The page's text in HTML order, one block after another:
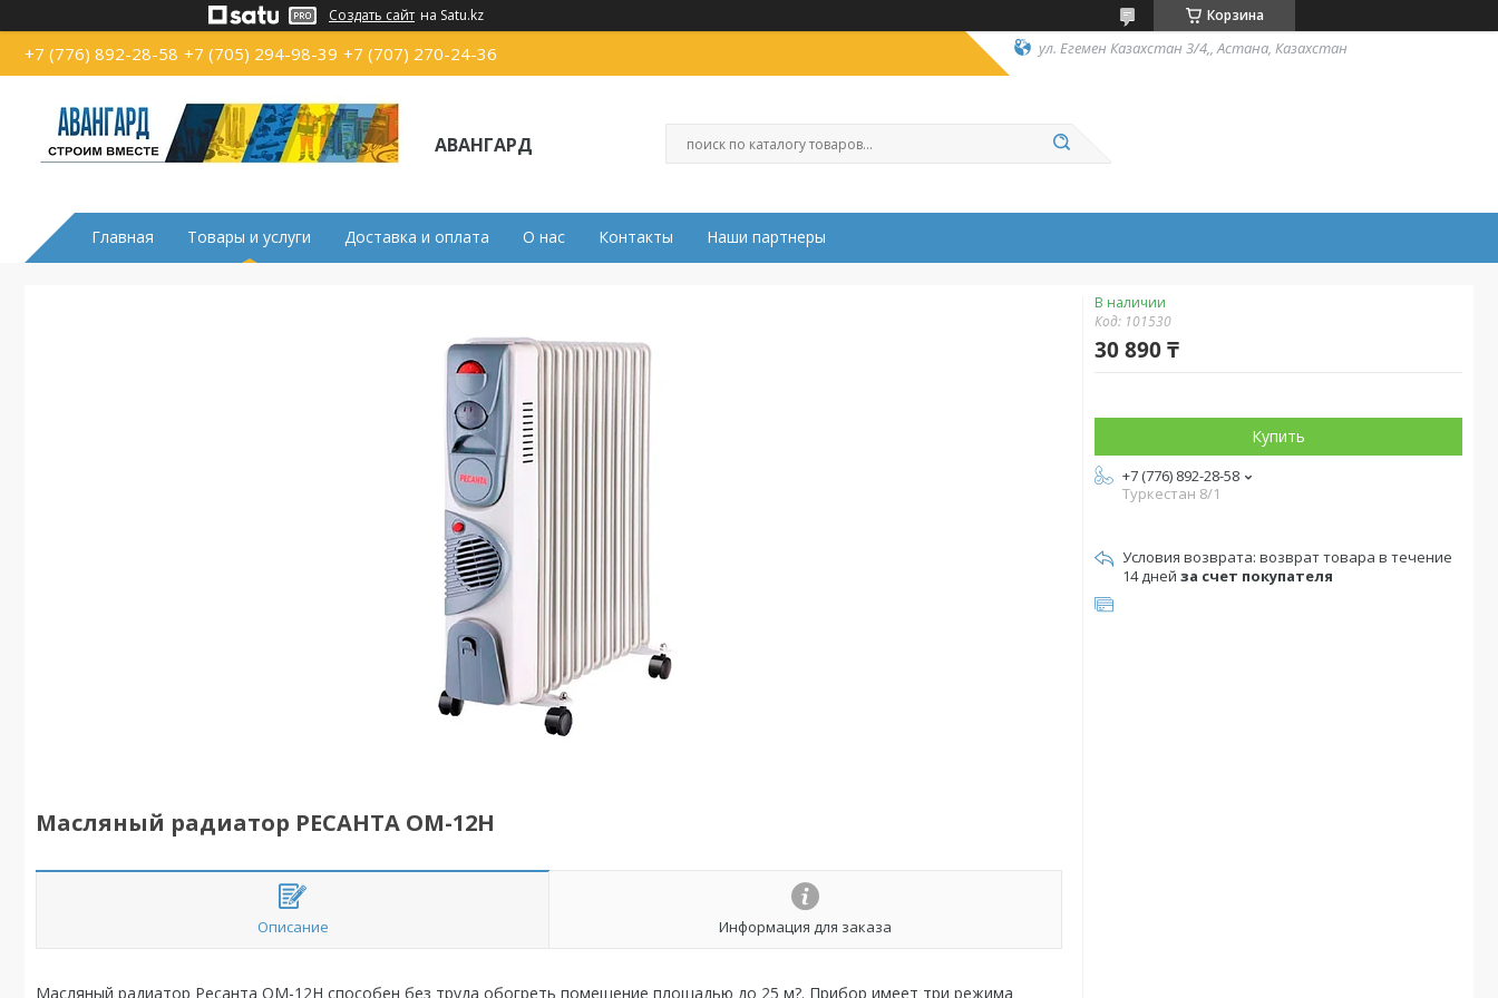
Создать сайт на Satu.kz Корзина
+7 (776) 892-28-58 +7 (705) 294-98-39 +7 (707) 270-24-36 ул. Егемен Казахстан 3/4,, Астана, Казахстан
АВАНГАРД
Главная Товары и услуги Доставка и оплата О нас Контакты Наши партнеры
Масляный радиатор РЕСАНТА ОМ-12Н
Описание Информация для заказа
Масляный радиатор Ресанта ОМ-12Н способен без труда обогреть помещение площадью до 25 м?. Прибор имеет три режима
В наличии
Код: 101530
30 890 ₸
Купить
+7 (776) 892-28-58
Туркестан 8/1
возврат товара в течение
14 дней за счет покупателя